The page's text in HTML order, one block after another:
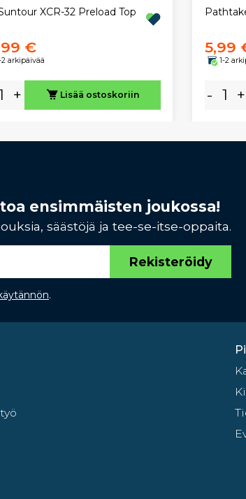
XCR-32 Preload Top
€
2 arkipäivää
+ Lisää ostoskoriin
5,99
1-2
- +
ensimmäisten joukossa!
säästöjä ja tee-se-itse-oppaita.
Rekisteröidy
.